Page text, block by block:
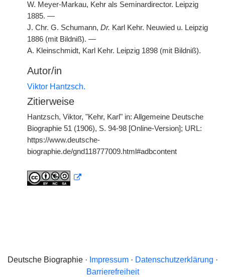
W. Meyer-Markau, Kehr als Seminardirector. Leipzig
1885. —
J. Chr. G. Schumann, Dr. Karl Kehr. Neuwied u. Leipzig
1886 (mit Bildniß). —
A. Kleinschmidt, Karl Kehr. Leipzig 1898 (mit Bildniß).
Autor/in
Viktor Hantzsch.
Zitierweise
Hantzsch, Viktor, "Kehr, Karl" in: Allgemeine Deutsche
Biographie 51 (1906), S. 94-98 [Online-Version]; URL:
https://www.deutsche-
biographie.de/gnd118777009.html#adbcontent
Deutsche Biographie · Impressum· Datenschutzerklärung ·
Barrierefreiheit